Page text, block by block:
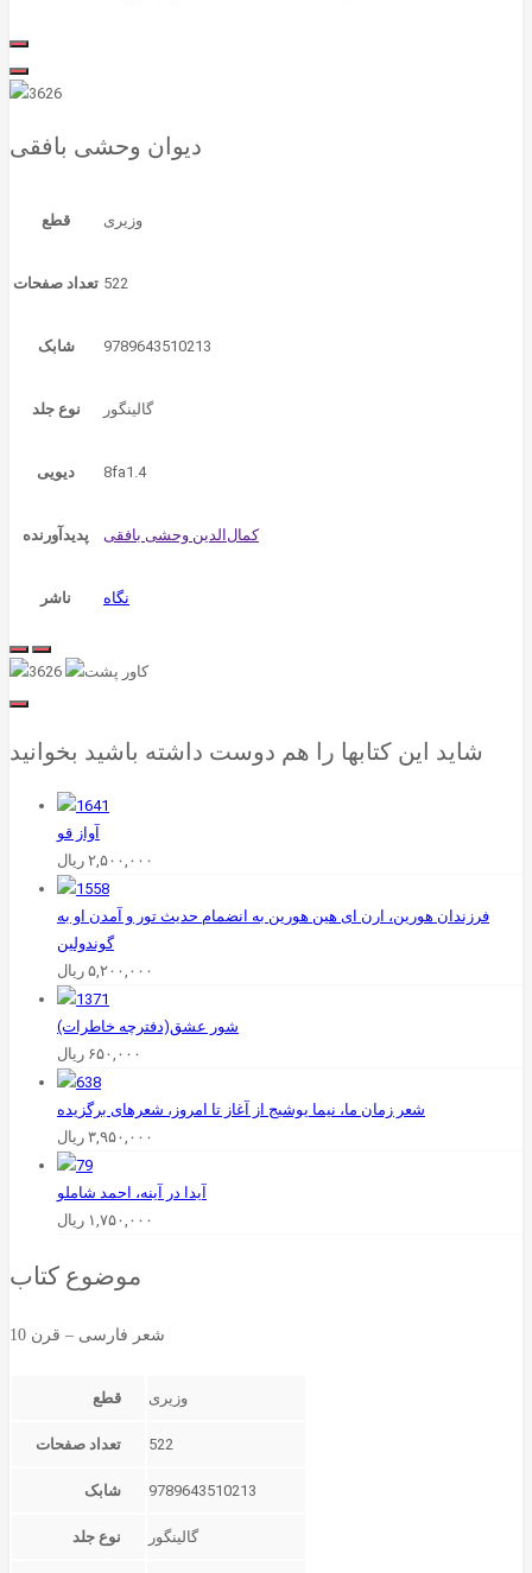
قطع
تعداد صفحات 522
شابک 9789643510213
نوع جلد گالینگور
دیویی 8fa1.4
پدیدآورنده
ناشر نگاه
شاید این کتابها را هم دوست داشته باشید بخوانید
آواز قو
۲,۵۰۰,۰۰۰ ریال
فرزندان‌ هورین، ارن ای هین هورین به انضمام حدیث تور و آمدن او به
گوندولین
۵,۲۰۰,۰۰۰ ریال
۶۵۰,۰۰۰ ریال
۳,۹۵۰,۰۰۰ ریال
آیدا در آینه، احمد شاملو
۱,۷۵۰,۰۰۰ ریال
موضوع کتاب
شعر فارسی – قرن 10
قطع
تعداد صفحات 522
شابک 9789643510213
نوع جلد گالینگور